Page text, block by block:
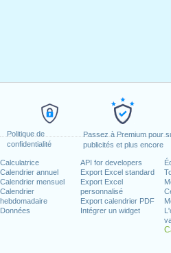
Politique de
confidentialité
Passez à Premium pour
publicités et plus encore
Calculatrice
Calendrier annuel
Calendrier mensuel
Calendrier
hebdomadaire
Données
API for developers
Export Excel standard
Export Excel
personnalisé
Export calendrier PDF
Intégrer un widget